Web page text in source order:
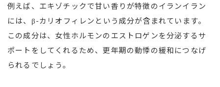
例えば、エキゾチックで甘い香りが特徴のイランイラン
には、β-カリオフィレンという成分が含まれています。
この成分は、女性ホルモンのエストロゲンを分泌するサ
ポートをしてくれるため、更年期の動悸の緩和につなげ
られるでしょう。